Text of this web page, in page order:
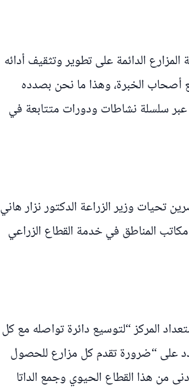
الدائمة على تطوير وتثقيف أدائه
أصحاب الخبرة، وهذا ما نحن بصدده
عبر سلسلة نشاطات ودورات متتابعة في
تحيات وزير الزراعة الدكتور نزار هاني
مكاتب المناطق في خدمة القطاع الزراعي
المركز “لتوسيع دائرة تواصله مع كل
على “ضرورة تقدم كل مزارع للحصول
من هذا القطاع الحيوي وجمع الداتا